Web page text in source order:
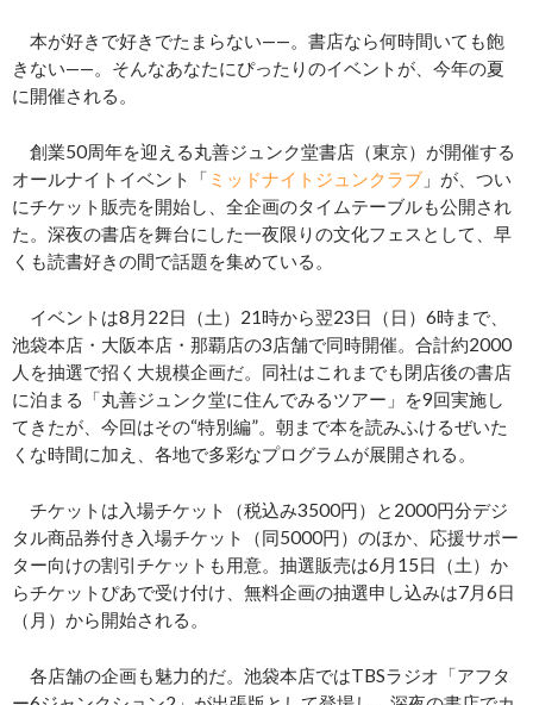
本が好きで好きでたまらない——。書店なら何時間いても飽
きない——。そんなあなたにぴったりのイベントが、今年の夏
に開催される。
創業50周年を迎える丸善ジュンク堂書店（東京）が開催する
オールナイトイベント「 ミッドナイトジュンクラブ 」が、つい
にチケット販売を開始し、全企画のタイムテーブルも公開され
た。深夜の書店を舞台にした一夜限りの文化フェスとして、早
くも読書好きの間で話題を集めている。
イベントは8月22日（土）21時から翌23日（日）6時まで、
池袋本店・大阪本店・那覇店の3店舗で同時開催。合計約2000
人を抽選で招く大規模企画だ。同社はこれまでも閉店後の書店
に泊まる「丸善ジュンク堂に住んでみるツアー」を9回実施し
てきたが、今回はその“特別編”。朝まで本を読みふけるぜいた
くな時間に加え、各地で多彩なプログラムが展開される。
チケットは入場チケット（税込み3500円）と2000円分デジ
タル商品券付き入場チケット（同5000円）のほか、応援サポー
ター向けの割引チケットも用意。抽選販売は6月15日（土）か
らチケットぴあで受け付け、無料企画の抽選申し込みは7月6日
（月）から開始される。
各店舗の企画も魅力的だ。池袋本店ではTBSラジオ「アフタ